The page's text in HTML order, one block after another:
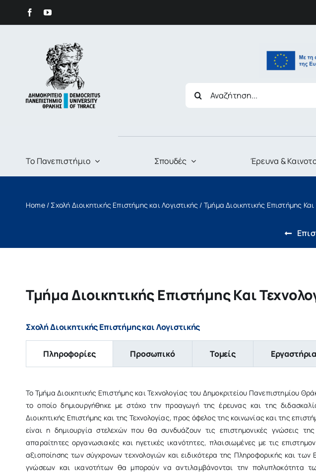
περιεχόμενο
for:
Το Πανεπιστήμιο Σπουδές Έρευνα &
Home/ Σχολή Διοικητικής Επιστήμης και Λογιστικής / Τμήμα Διοικητικής Επιστήμης Και
Τμήμα Διοικητικής Επιστήμης Και
Σχολή Διοικητικής Επιστήμης και Λογιστικής
Πληροφορίες Προσωπικό Τομείς Εργαστήρια
Το Τμήμα Διοικητικής Επιστήμης και Τεχνολογίας του Δημοκριτείου Πανεπιστημίου
το οποίο δημιουργήθηκε με στόχο την προαγωγή της έρευνας και της
Διοικητικής Επιστήμης και της Τεχνολογίας, προς όφελος της κοινωνίας και της
είναι η δημιουργία στελεχών που θα συνδυάζουν τις επιστημονικές γνώσεις της
απαραίτητες οργανωσιακές και ηγετικές ικανότητες, πλαισιωμένες με τις
αξιοποίησης των σύγχρονων τεχνολογιών και ειδικότερα της Πληροφορικής και των
γνώσεων και ικανοτήτων θα μπορούν να αντιλαμβάνονται την πολυπλοκότητα